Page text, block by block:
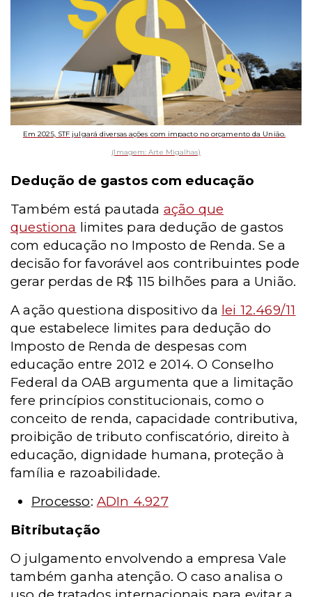
Em 2025, STF julgará diversas ações com impacto no orçamento da União.
(Imagem: Arte Migalhas)
Dedução de gastos com educação
Também está pautada ação que
questiona limites para dedução de gastos
com educação no Imposto de Renda.Se a
decisão for favorável aos contribuintes pode
gerar perdas de R$ 115 bilhões para a União.
A ação questiona dispositivo da lei 12.469/11
que estabelece limites para dedução do
Imposto de Renda de despesas com
educação entre 2012 e 2014. O Conselho
Federal da OAB argumenta que a limitação
fere princípios constitucionais, como o
conceito de renda, capacidade contributiva,
proibição de tributo confiscatório, direito à
educação, dignidade humana, proteção à
família e razoabilidade.
Processo: ADIn 4.927
Bitributação
O julgamento envolvendo a empresa Vale
também ganha atenção.O caso analisa o